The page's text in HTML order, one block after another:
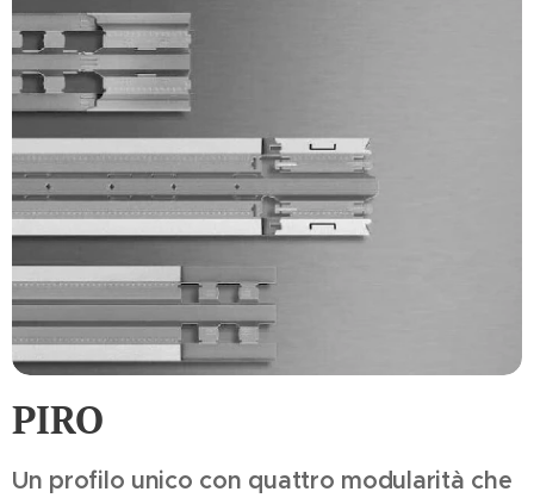
PIRO
Un profilo unico con quattro modularità che